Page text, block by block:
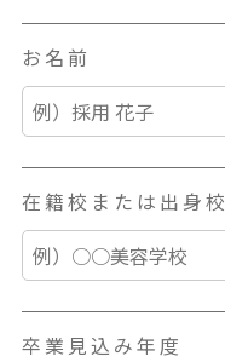
お名前
在籍校または出身校
卒業見込み年度